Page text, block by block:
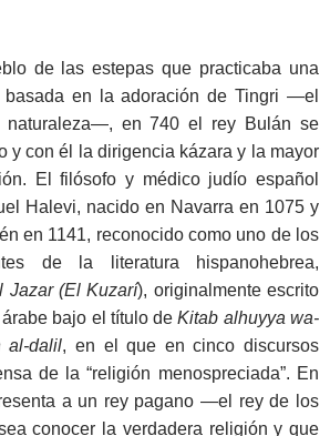
de las estepas que practicaba una
basada en la adoración de Tingri —el
naturaleza—, en 740 el rey Bulán se
y con él la dirigencia kázara y la mayor
El filósofo y médico judío español
Halevi, nacido en Navarra en 1075 y
en 1141, reconocido como uno de los
de la literatura hispanohebrea,
Jazar (El Kuzarí), originalmente escrito
bajo el título deKitab alhuyya wa-
al-dalil, en el que en cinco discursos
de la “religión menospreciada”. En
a un rey pagano —el rey de los
conocer la verdadera religión y que